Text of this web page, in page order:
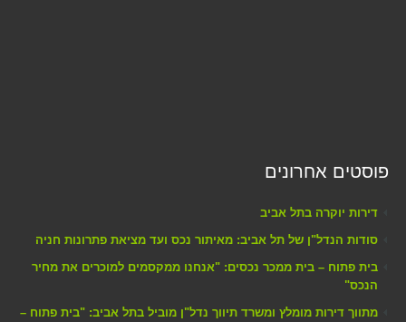
פוסטים אחרונים
דירות יוקרה בתל אביב
סודות הנדל"ן של תל אביב: מאיתור נכס ועד מציאת פתרונות חניה
בית פתוח – בית ממכר נכסים: "אנחנו ממקסמים למוכרים את מחיר
הנכס"
מתווך דירות מומלץ ומשרד תיווך נדל"ן מוביל בתל אביב: "בית פתוח –